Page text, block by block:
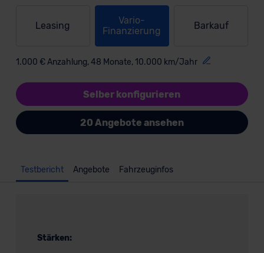
Leasing
Vario-
Finanzierung
Barkauf
1.000 € Anzahlung, 48 Monate, 10.000 km/Jahr
Selber konfigurieren
20 Angebote ansehen
Testbericht Angebote Fahrzeuginfos
Stärken: